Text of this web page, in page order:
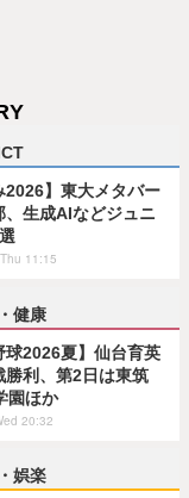
2026】東大メタバー
、生成AIなどジュニ
11:15
健康
球2026夏】仙台育英
勝利、第2日は東筑
園ほか
20:32
娯楽